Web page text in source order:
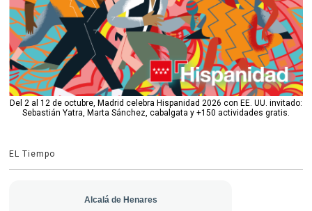
Del 2 al 12 de octubre, Madrid celebra Hispanidad 2026 con EE. UU. invitado:
Sebastián Yatra, Marta Sánchez, cabalgata y +150 actividades gratis.
EL Tiempo